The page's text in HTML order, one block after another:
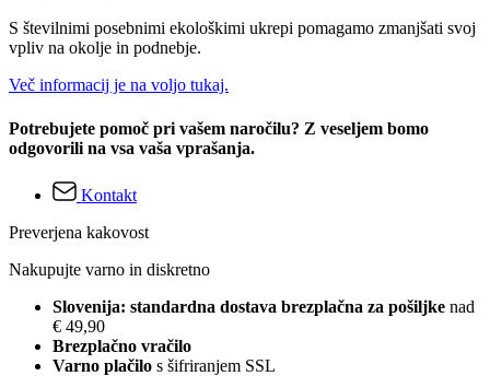
S številnimi posebnimi ekološkimi ukrepi pomagamo zmanjšati svoj
vpliv na okolje in podnebje.
Več informacij je na voljo tukaj.
Potrebujete pomoč pri vašem naročilu? Z veseljem bomo
odgovorili na vsa vaša vprašanja.
Kontakt
Preverjena kakovost
Nakupujte varno in diskretno
Slovenija: standardna dostava brezplačna za pošiljke nad
€ 49,90
Brezplačno vračilo
Varno plačilo s šifriranjem SSL